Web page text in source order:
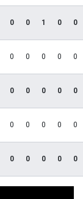
0 0 1 0 0
0 0 0 0 0
0 0 0 0 0
0 0 0 0 0
0 0 0 0 0